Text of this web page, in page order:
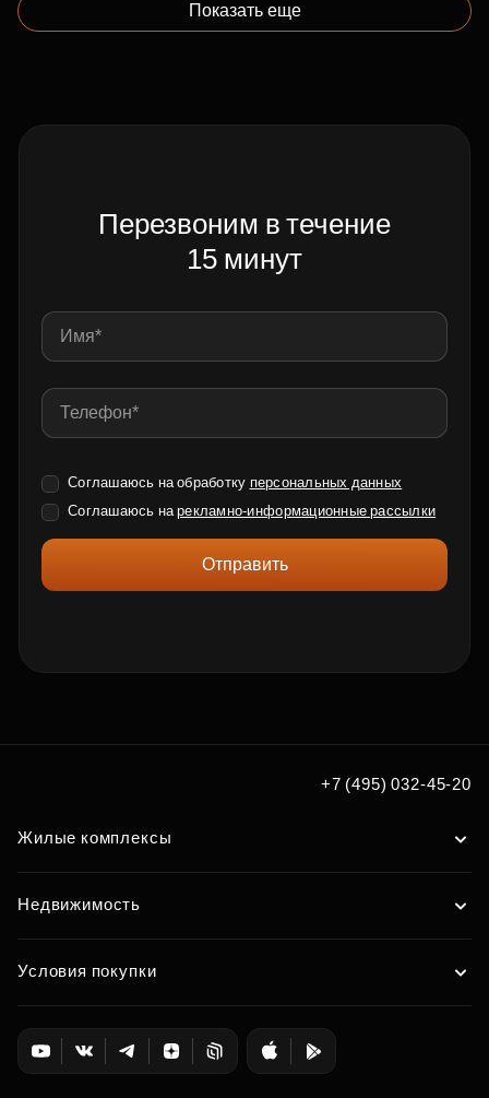
Показать еще
Перезвоним в течение
15 минут
Соглашаюсь на обработку персональных данных
Соглашаюсь нарекламно-информационные рассылки
Отправить
+7 (495) 032-45-20
Жилые комплексы
Недвижимость
Условия покупки